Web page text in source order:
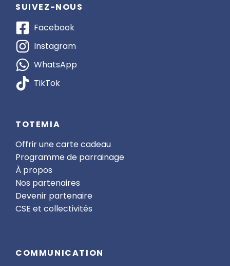
SUIVEZ-NOUS
Facebook
Instagram
WhatsApp
TikTok
TOTEMIA
Offrir une carte cadeau
Programme de parrainage
À propos
Nos partenaires
Devenir partenaire
CSE et collectivités
COMMUNICATION